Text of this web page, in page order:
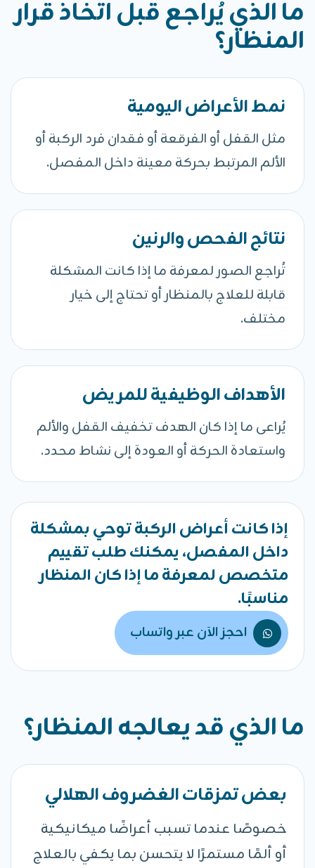
ما الذي يُراجع قبل اتخاذ قرار
المنظار؟
نمط الأعراض اليومية
مثل القفل أو الفرقعة أو فقدان فرد الركبة أو
الألم المرتبط بحركة معينة داخل المفصل.
نتائج الفحص والرنين
تُراجع الصور لمعرفة ما إذا كانت المشكلة
قابلة للعلاج بالمنظار أو تحتاج إلى خيار
مختلف.
الأهداف الوظيفية للمريض
يُراعى ما إذا كان الهدف تخفيف القفل والألم
واستعادة الحركة أو العودة إلى نشاط محدد.
إذا كانت أعراض الركبة توحي بمشكلة
داخل المفصل، يمكنك طلب تقييم
متخصص لمعرفة ما إذا كان المنظار
مناسبًا.
احجز الآن عبر واتساب
ما الذي قد يعالجه المنظار؟
بعض تمزقات الغضروف الهلالي
خصوصًا عندما تسبب أعراضًا ميكانيكية
أو ألمًا مستمرًا لا يتحسن بما يكفي بالعلاج